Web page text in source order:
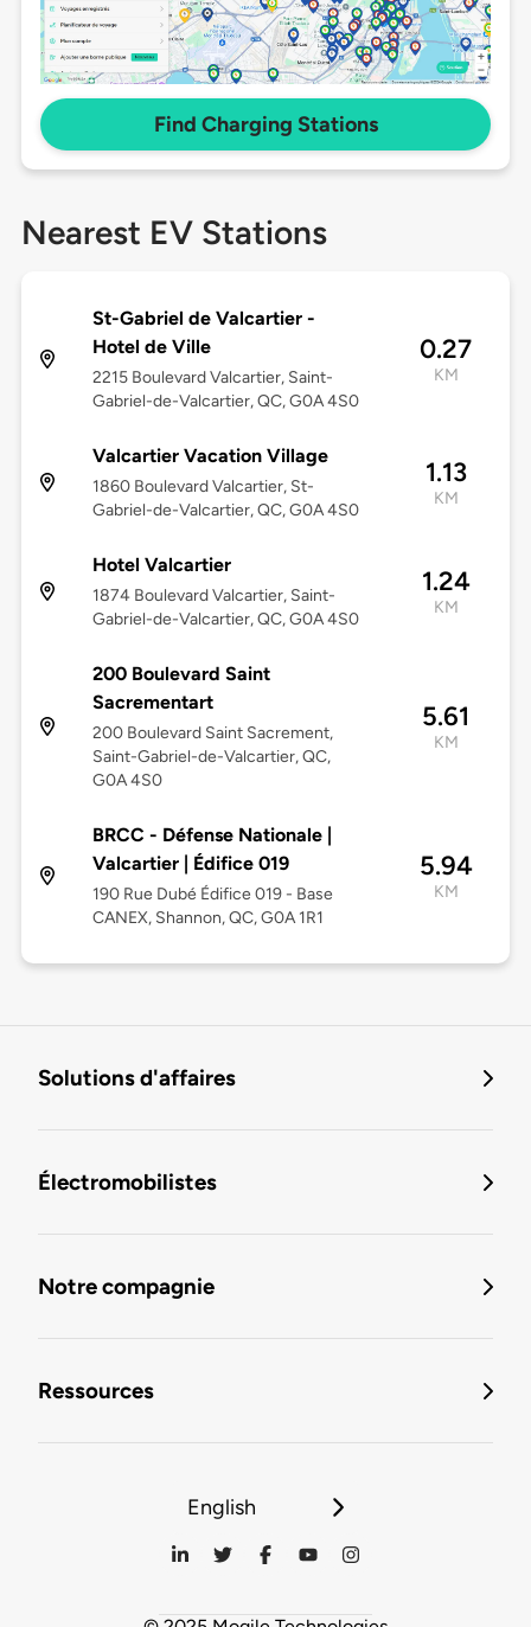
Find Charging Stations
Nearest EV Stations
St-Gabriel de Valcartier -
Hotel de Ville
2215 Boulevard Valcartier, Saint-
Gabriel-de-Valcartier, QC, G0A 4S0
0.27
KM
Valcartier Vacation Village
1860 Boulevard Valcartier, St-
Gabriel-de-Valcartier, QC, G0A 4S0
1.13
KM
Hotel Valcartier
1874 Boulevard Valcartier, Saint-
Gabriel-de-Valcartier, QC, G0A 4S0
1.24
KM
200 Boulevard Saint
Sacrementart
200 Boulevard Saint Sacrement,
Saint-Gabriel-de-Valcartier, QC,
G0A 4S0
5.61
KM
BRCC - Défense Nationale |
Valcartier | Édifice 019
190 Rue Dubé Édifice 019 - Base
CANEX, Shannon, QC, G0A 1R1
5.94
KM
Solutions d'affaires
Électromobilistes
Notre compagnie
Ressources
English